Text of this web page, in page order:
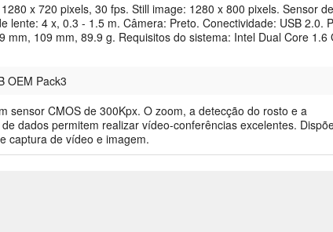
x 720 pixels, 30 fps. Still image: 1280 x 800 pixels. Sensor de
lente: 4 x, 0.3 - 1.5 m. Câmera: Preto. Conectividade: USB 2.0.
mm, 109 mm, 89.9 g. Requisitos do sistema: Intel Dual Core 1.6
OEM Pack3
sensor CMOS de 300Kpx. O zoom, a detecção do rosto e a
dados permitem realizar vídeo-conferências excelentes.
captura de vídeo e imagem.